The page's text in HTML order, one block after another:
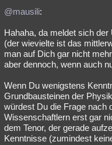
@mausili:
Hahaha, da meldet sich
(der wievielte ist das
man auf Dich gar nicht
aber dennoch, wenn auch
Wenn Du wenigstens
Grundbausteinen der
würdest Du die Frage nach
Wissenschaftlern erst gar
dem Tenor, der gerade
Kenntnisse (zumindest